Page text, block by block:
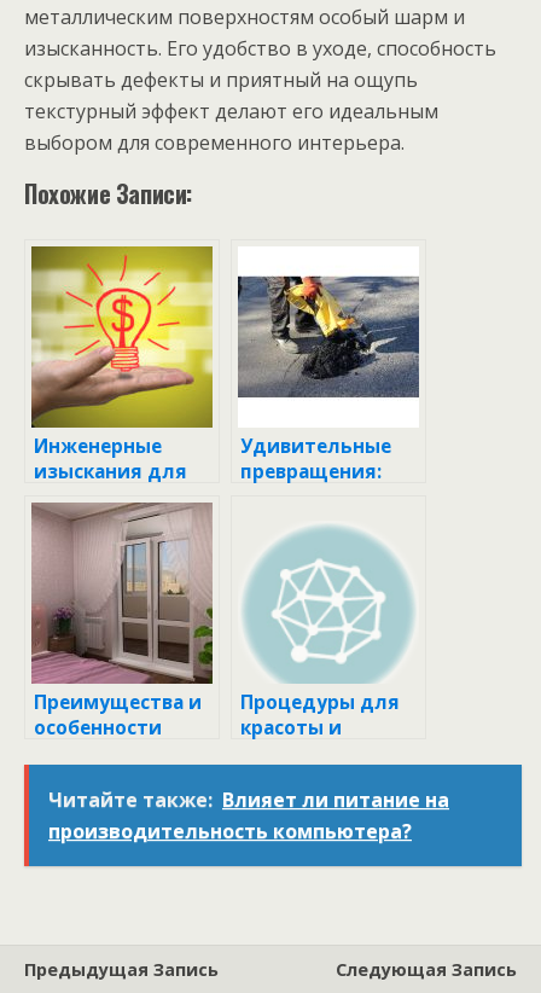
металлическим поверхностям особый шарм и
изысканность. Его удобство в уходе, способность
скрывать дефекты и приятный на ощупь
текстурный эффект делают его идеальным
выбором для современного интерьера.
Похожие Записи:
Инженерные
изыскания для
строительства в
Москве –
единственный
способ сохранить
баланс
экосистемы
Удивительные
превращения:
металла 100 к 1
Преимущества и
особенности
дверей: выбор
надежности и
Процедуры для
красоты и
Читайте также: Влияет ли питание на
производительность компьютера?
Предыдущая Запись
Следующая Запись